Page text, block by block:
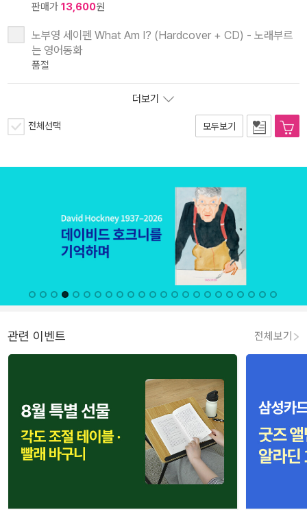
판매가 13,600원
노부영 세이펜 What Am I? (Hardcover + CD) - 노래부르
는 영어동화
품절
더보기
전체선택 모두보기
관련 이벤트 전체보기